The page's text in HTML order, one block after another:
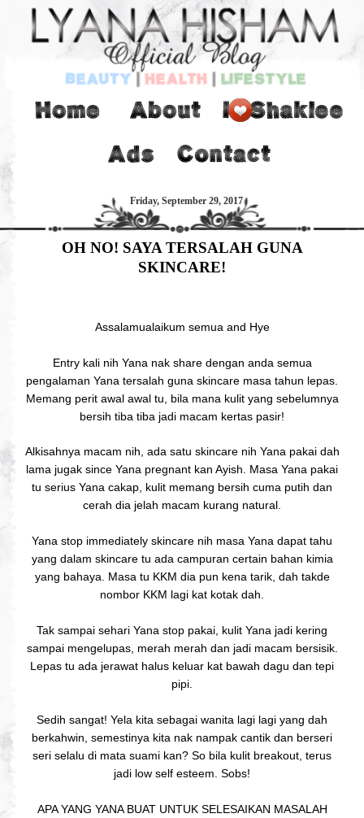
Friday, September 29, 2017
OH NO! SAYA TERSALAH GUNA
SKINCARE!
Assalamualaikum semua and Hye
Entry kali nih Yana nak share dengan anda semua
pengalaman Yana tersalah guna skincare masa tahun lepas.
Memang perit awal awal tu, bila mana kulit yang sebelumnya
bersih tiba tiba jadi macam kertas pasir!
Alkisahnya macam nih, ada satu skincare nih Yana pakai dah
lama jugak since Yana pregnant kan Ayish. Masa Yana pakai
tu serius Yana cakap, kulit memang bersih cuma putih dan
cerah dia jelah macam kurang natural.
Yana stop immediately skincare nih masa Yana dapat tahu
yang dalam skincare tu ada campuran certain bahan kimia
yang bahaya. Masa tu KKM dia pun kena tarik, dah takde
nombor KKM lagi kat kotak dah.
Tak sampai sehari Yana stop pakai, kulit Yana jadi kering
sampai mengelupas, merah merah dan jadi macam bersisik.
Lepas tu ada jerawat halus keluar kat bawah dagu dan tepi
pipi.
Sedih sangat! Yela kita sebagai wanita lagi lagi yang dah
berkahwin, semestinya kita nak nampak cantik dan berseri
seri selalu di mata suami kan? So bila kulit breakout, terus
jadi low self esteem. Sobs!
APA YANG YANA BUAT UNTUK SELESAIKAN MASALAH